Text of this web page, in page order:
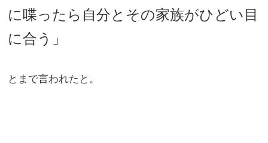
に喋ったら自分とその家族がひどい目
に合う」
とまで言われたと。